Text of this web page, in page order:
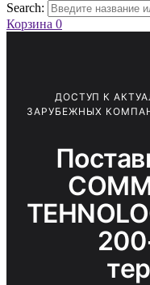
Search:
Корзина 0
ДОСТУП К
ЗАРУБЕЖНЫХ